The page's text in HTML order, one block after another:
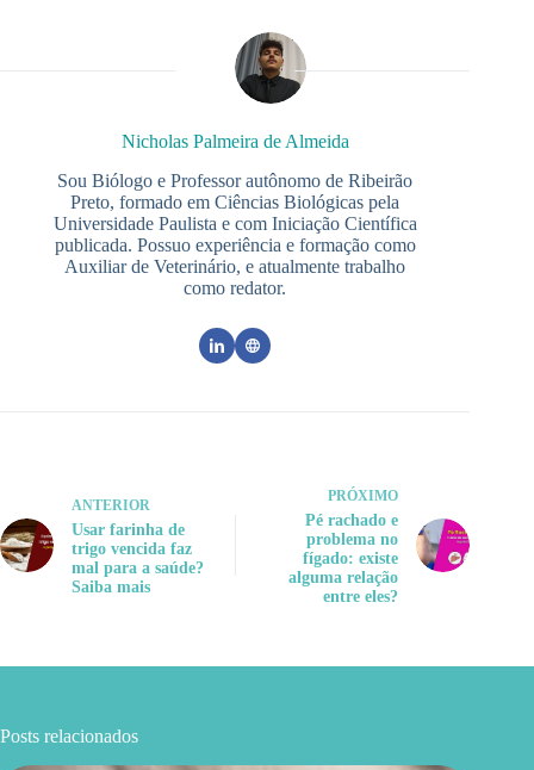
Nicholas Palmeira de Almeida
Sou Biólogo e Professor autônomo de Ribeirão
Preto, formado em Ciências Biológicas pela
Universidade Paulista e com Iniciação Científica
publicada. Possuo experiência e formação como
Auxiliar de Veterinário, e atualmente trabalho
como redator.
ANTERIOR
Usar farinha de
trigo vencida faz
mal para a saúde?
Saiba mais
PRÓXIMO
Pé rachado e
problema no
fígado: existe
alguma relação
entre eles?
Posts relacionados